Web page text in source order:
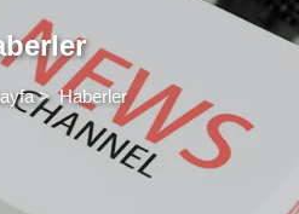
>Haberler